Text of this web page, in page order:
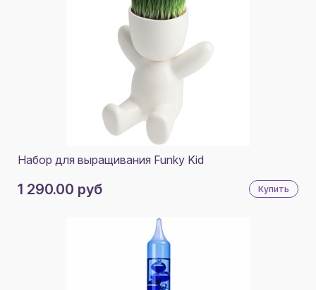
Набор для выращивания Funky Kid
1 290.00 руб Купить